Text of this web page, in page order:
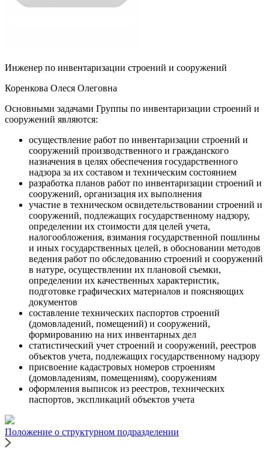
Инженер по инвентаризации строений и сооружений
Коренкова Олеся Олеговна
Основными задачами Группы по инвентаризации строений и
сооружений являются:
осуществление работ по инвентаризации строений и
сооружений производственного и гражданского
назначения в целях обеспечения государственного
надзора за их составом и техническим состоянием
разработка планов работ по инвентаризации строений и
сооружений, организация их выполнения
участие в техническом освидетельствовании строений и
сооружений, подлежащих государственному надзору,
определении их стоимости для целей учета,
налогообложения, взимания государственной пошлины
и иных государственных целей, в обосновании методов
ведения работ по обследованию строений и сооружений
в натуре, осуществлении их плановой съемки,
определении их качественных характеристик,
подготовке графических материалов и поясняющих
документов
составление технических паспортов строений
(домовладений, помещений) и сооружений,
формированию на них инвентарных дел
статистический учет строений и сооружений, реестров
объектов учета, подлежащих государственному надзору
присвоение кадастровых номеров строениям
(домовладениям, помещениям), сооружениям
оформления выписок из реестров, технических
паспортов, экспликаций объектов учета
Положение о структурном подразделении